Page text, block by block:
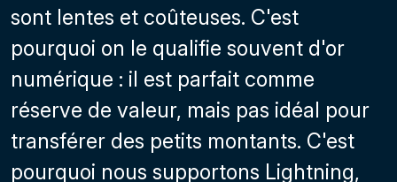
sont lentes et coûteuses. C'est
pourquoi on le qualifie souvent d'or
numérique : il est parfait comme
réserve de valeur, mais pas idéal pour
transférer des petits montants. C'est
pourquoi nous supportons Lightning,